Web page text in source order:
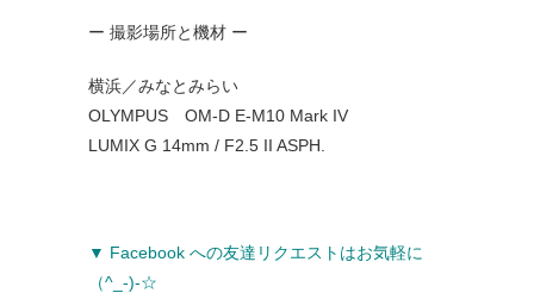
ー 撮影場所と機材 ー
横浜／みなとみらい
OLYMPUS OM-D E-M10 Mark IV
LUMIX G 14mm / F2.5 II ASPH.
▼ Facebook への友達リクエストはお気軽に
（^_-)-☆